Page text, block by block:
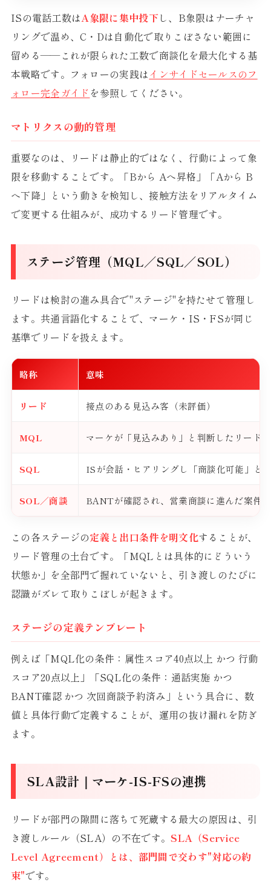
ISの電話工数はA象限に集中投下し、B象限はナーチャ
リングで温め、C・Dは自動化で取りこぼさない範囲に
留める——これが限られた工数で商談化を最大化する基
本戦略です。フォローの実践はインサイドセールスのフ
ォロー完全ガイドを参照してください。
マトリクスの動的管理
重要なのは、リードは静止的ではなく、行動によって象
限を移動することです。「Bから Aへ昇格」「Aから B
へ下降」という動きを検知し、接触方法をリアルタイム
で変更する仕組みが、成功するリード管理です。
ステージ管理（MQL／SQL／SOL）
リードは検討の進み具合で"ステージ"を持たせて管理し
ます。共通言語化することで、マーケ・IS・FSが同じ
基準でリードを扱えます。
略称 意味
リード 接点のある見込み客（未評価）
MQL マーケが「見込みあり」と判断したリード
SQL ISが会話・ヒアリングし「商談化可能」と
SOL／商談 BANTが確認され、営業商談に進んだ案件
この各ステージの定義と出口条件を明文化することが、
リード管理の土台です。「MQLとは具体的にどういう
状態か」を全部門で握れていないと、引き渡しのたびに
認識がズレて取りこぼしが起きます。
ステージの定義テンプレート
例えば「MQL化の条件：属性スコア40点以上 かつ 行動
スコア20点以上」「SQL化の条件：通話実施 かつ
BANT確認 かつ 次回商談予約済み」という具合に、数
値と具体行動で定義することが、運用の抜け漏れを防ぎ
ます。
SLA設計｜マーケ-IS-FSの連携
リードが部門の隙間に落ちて死蔵する最大の原因は、引
き渡しルール（SLA）の不在です。SLA（Service
Level Agreement）とは、部門間で交わす"対応の約
束"です。